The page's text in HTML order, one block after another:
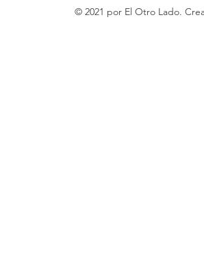
© 2021 por El Otro Lado.